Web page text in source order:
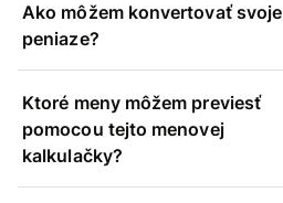
Ako môžem konvertovať svoje
peniaze?
Ktoré meny môžem previesť
pomocou tejto menovej
kalkulačky?